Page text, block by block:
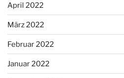
April 2022
März 2022
Februar 2022
Januar 2022